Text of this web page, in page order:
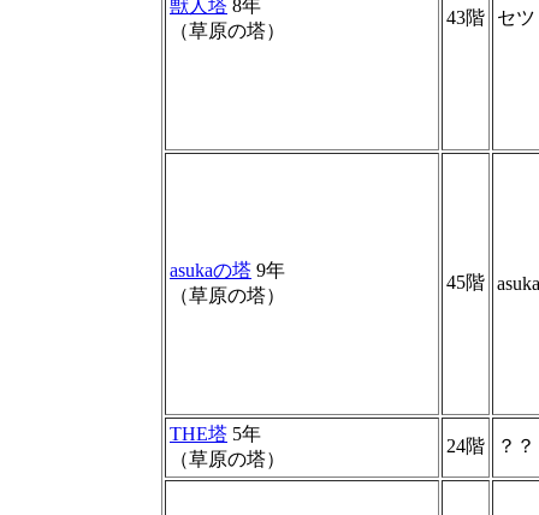
獣人塔 8年
（草原の塔）
43階 セツ
asukaの塔 9年
（草原の塔）
45階 asuka
THE塔 5年
（草原の塔）
24階 ？